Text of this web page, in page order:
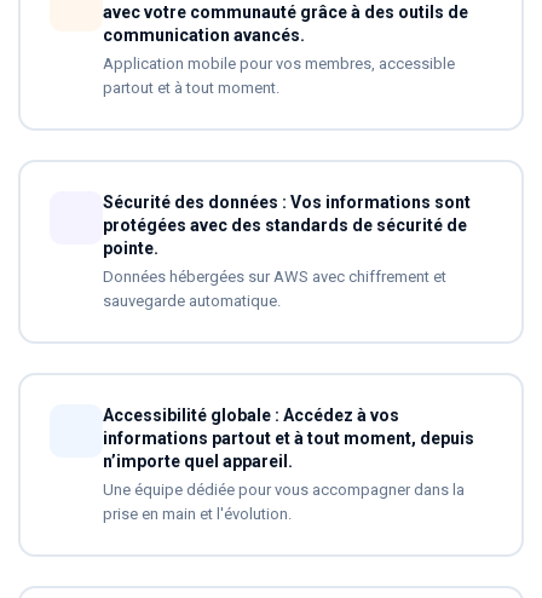
avec votre communauté grâce à des outils de
communication avancés.
Application mobile pour vos membres, accessible
partout et à tout moment.
Sécurité des données : Vos informations sont
protégées avec des standards de sécurité de
pointe.
Données hébergées sur AWS avec chiffrement et
sauvegarde automatique.
Accessibilité globale : Accédez à vos
informations partout et à tout moment, depuis
n’importe quel appareil.
Une équipe dédiée pour vous accompagner dans la
prise en main et l'évolution.